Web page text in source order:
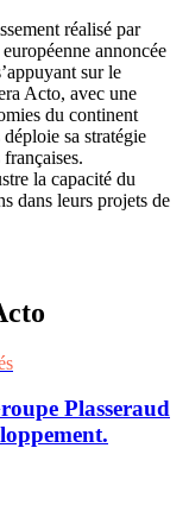
réalisé par
annoncée
sur le
Acto, avec une
du continent
sa stratégie
la capacité du
dans leurs projets de
Plasseraud